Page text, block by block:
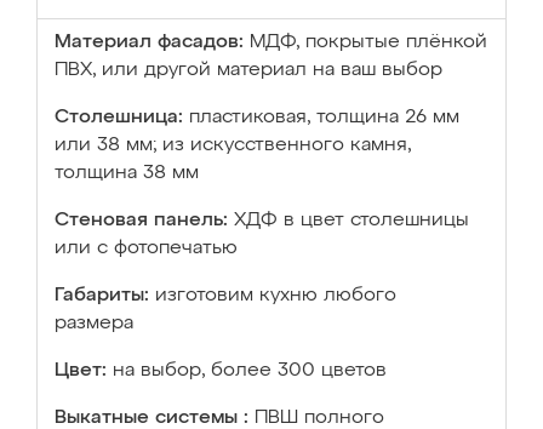
Материал фасадов: МДФ, покрытые плёнкой
ПВХ, или другой материал на ваш выбор
Столешница: пластиковая, толщина 26 мм
или 38 мм; из искусственного камня,
толщина 38 мм
Стеновая панель: ХДФ в цвет столешницы
или с фотопечатью
Габариты: изготовим кухню любого
размера
Цвет: на выбор, более 300 цветов
Выкатные системы :
ПВШ полного